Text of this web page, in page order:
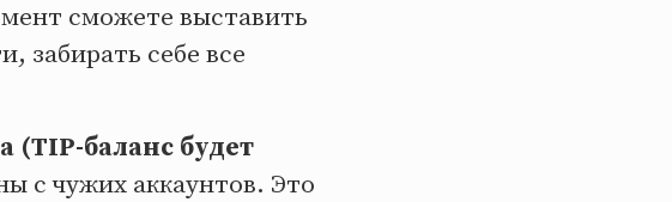
сможете выставить
забирать себе все
(TIP-баланс будет
с чужих аккаунтов. Это